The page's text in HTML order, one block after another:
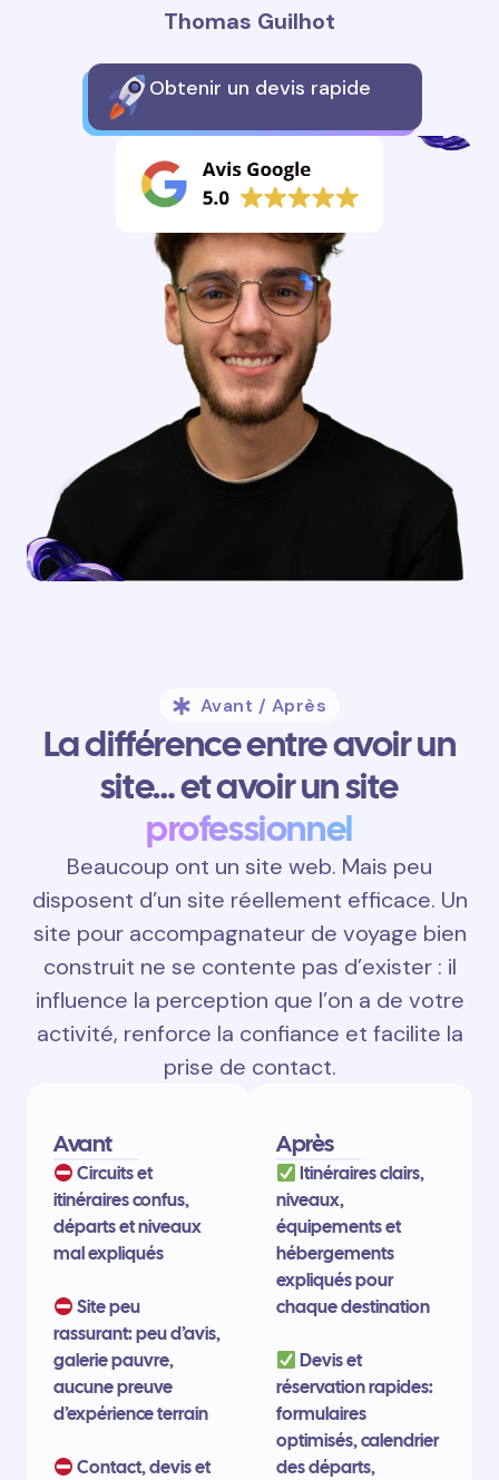
Thomas Guilhot
Obtenir un devis rapide
Avant / Après
La différence entre avoir un
site… et avoir un site
professionnel
Beaucoup ont un site web. Mais peu
disposent d’un site réellement efficace. Un
site pour accompagnateur de voyage bien
construit ne se contente pas d’exister : il
influence la perception que l’on a de votre
activité, renforce la confiance et facilite la
prise de contact.
Avant
Circuits et
itinéraires confus,
départs et niveaux
mal expliqués
Site peu
rassurant: peu d’avis,
galerie pauvre,
aucune preuve
d’expérience terrain
Contact, devis et
Après
Itinéraires clairs,
niveaux,
équipements et
hébergements
expliqués pour
chaque destination
Devis et
réservation rapides:
formulaires
optimisés, calendrier
des départs,